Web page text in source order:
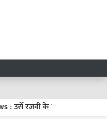
रजवी के मंच से एलान, धरना-